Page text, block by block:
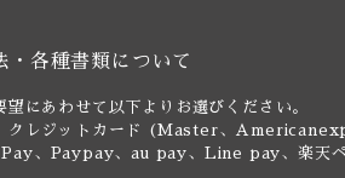
・各種書類について
望にあわせて以下よりお選びください。
、クレジットカード (Master、
、Paypay、au pay、Line pay、楽天